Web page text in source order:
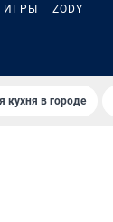
ИГРЫ ZODY
кухня в городе